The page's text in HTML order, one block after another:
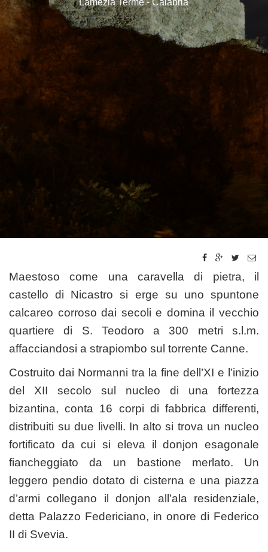
Lamezia Terme - Calabria
Maestoso come una caravella di pietra, il
castello di Nicastro si erge su uno spuntone
calcareo corroso dai secoli e domina il vecchio
quartiere di S. Teodoro a 300 metri s.l.m.
affacciandosi a strapiombo sul torrente Canne.
Costruito dai Normanni tra la fine dell’XI e l’inizio
del XII secolo sul nucleo di una fortezza
bizantina, conta 16 corpi di fabbrica differenti,
distribuiti su due livelli. In alto si trova un nucleo
fortificato da cui si eleva il donjon esagonale
fiancheggiato da un bastione merlato. Un
leggero pendio dotato di cisterna e una piazza
d’armi collegano il donjon all’ala residenziale,
detta Palazzo Federiciano, in onore di Federico
II di Svevia.